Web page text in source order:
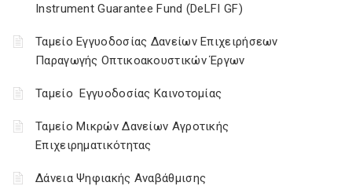
Instrument Guarantee Fund (DeLFI GF)
Ταμείο Εγγυοδοσίας Δανείων Επιχειρήσεων
Παραγωγής Οπτικοακουστικών Έργων
Ταμείο Εγγυοδοσίας Καινοτομίας
Ταμείο Μικρών Δανείων Αγροτικής
Επιχειρηματικότητας
Δάνεια Ψηφιακής Αναβάθμισης